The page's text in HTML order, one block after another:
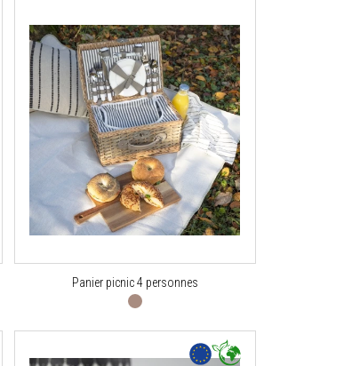
Panier picnic 4 personnes